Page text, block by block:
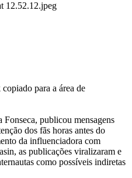
para a área de
Fonseca, publicou mensagens
dos fãs horas antes do
da influenciadora com
as publicações viralizaram e
como possíveis indiretas